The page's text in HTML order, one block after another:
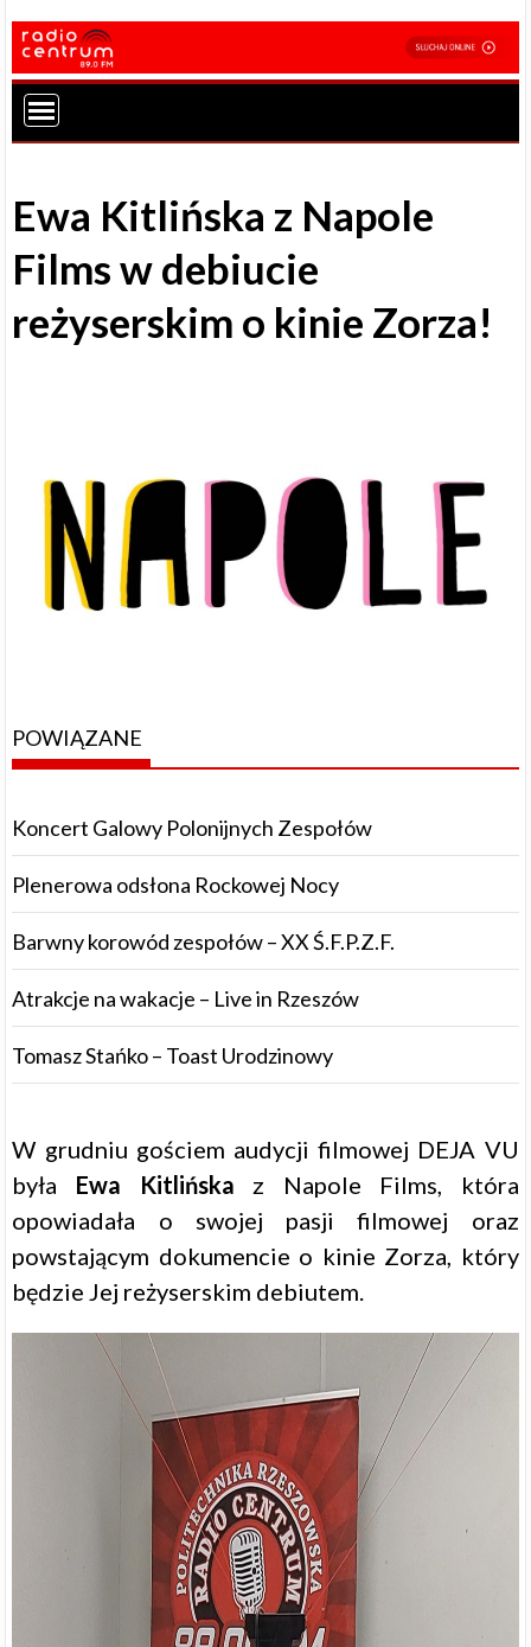
Ewa Kitlińska z Napole
Films w debiucie
reżyserskim o kinie Zorza!
POWIĄZANE
Koncert Galowy Polonijnych Zespołów
Plenerowa odsłona Rockowej Nocy
Barwny korowód zespołów – XX Ś.F.P.Z.F.
Atrakcje na wakacje – Live in Rzeszów
Tomasz Stańko – Toast Urodzinowy
W grudniu gościem audycji filmowej DEJA VU
była Ewa Kitlińska z Napole Films, która
opowiadała o swojej pasji filmowej oraz
powstającym dokumencie o kinie Zorza, który
będzie Jej reżyserskim debiutem.